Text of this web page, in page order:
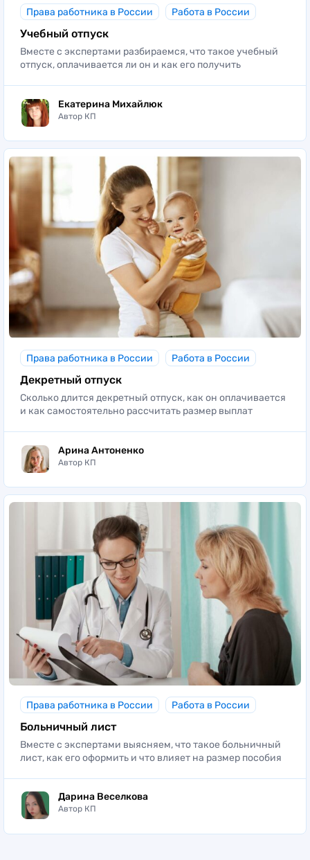
Права работника в России Работа в России
Учебный отпуск
Вместе с экспертами разбираемся, что такое учебный
отпуск, оплачивается ли он и как его получить
Екатерина Михайлюк
Автор КП
Права работника в России Работа в России
Декретный отпуск
Сколько длится декретный отпуск, как он оплачивается
и как самостоятельно рассчитать размер выплат
Арина Антоненко
Автор КП
Права работника в России Работа в России
Больничный лист
Вместе с экспертами выясняем, что такое больничный
лист, как его оформить и что влияет на размер пособия
Дарина Веселкова
Автор КП